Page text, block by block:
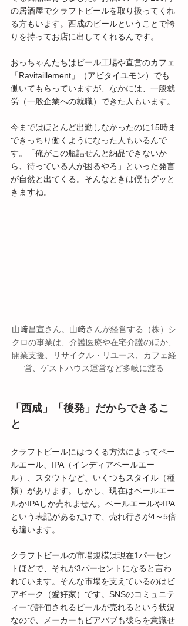
の居酒屋でクラフトビールを取り扱ってくれ
る方もいます。西成のビールということで誇
りを持ってお店に出してくれるんです。
おっちゃんたちはビール工場や直営のカフェ
「Ravitaillement」（アビタイユモン）でも
働いてもらっていますが、なかには、一般就
労（一般企業への就職）できた人もいます。
今まではほとんど出勤しなかったのに15時ま
できっちり働くようになった人もいるんで
す。「俺がこの瓶詰せんと納品できないか
ら、待っている人が困るやろ」といった発言
が自然と出てくる。そんなときは僕もグッと
きますね。
山﨑昌宣さん。山﨑さんが経営する（株）シ
クロの事業は、介護医療や在宅介護のほか、
開業支援、リサイクル・リユース、カフェ経
営、ゲストハウス運営など多岐に渡る
「西成」「後発」だからできるこ
と
クラフトビールにはつくる方法によってペー
ルエール、IPA（インディアペールエー
ル）、スタウトなど、いくつもスタイル（種
類）があります。しかし、現在はペールエー
ルかIPAしか売れません。ペールエールやIPA
という表記があるだけで、売れ行きが4～5倍
も違います。
クラフトビールの市場規模は現在1パーセン
トほどで、それが3パーセントになると言わ
れています。そんな市場を支えているのはビ
アギーク（愛好家）です。SNSのコミュニテ
ィーで評価されるビールが売れるという状況
なので、メーカーもビアパブも彼らを意識せ